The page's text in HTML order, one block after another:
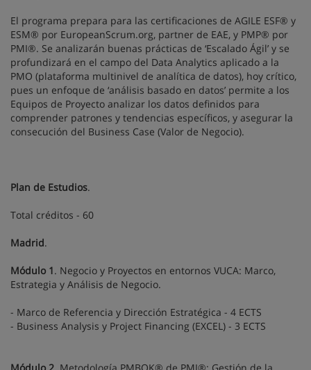
El programa prepara para las certificaciones de AGILE ESF® y
ESM® por EuropeanScrum.org, partner de EAE, y PMP® por
PMI®. Se analizarán buenas prácticas de ‘Escalado Ágil’ y se
profundizará en el campo del Data Analytics aplicado a la
PMO (plataforma multinivel de analítica de datos), hoy crítico,
pues un enfoque de ‘análisis basado en datos’ permite a los
Equipos de Proyecto analizar los datos definidos para
comprender patrones y tendencias específicos, y asegurar la
consecución del Business Case (Valor de Negocio).
Plan de Estudios.
Total créditos - 60
Madrid.
Módulo 1. Negocio y Proyectos en entornos VUCA: Marco,
Estrategia y Análisis de Negocio.
- Marco de Referencia y Dirección Estratégica - 4 ECTS
- Business Analysis y Project Financing (EXCEL) - 3 ECTS